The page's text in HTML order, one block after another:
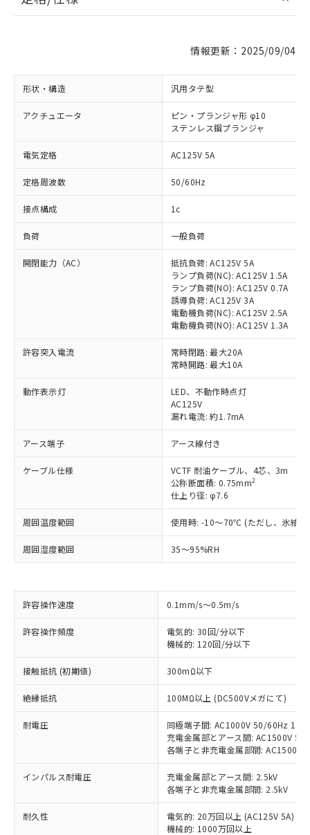
情報更新：2025/09/04
形状・構造 汎用タテ型
アクチュエータ
ピン・プランジャ形 φ10
ステンレス鋼プランジャ
電気定格 AC125V 5A
定格周波数 50/60Hz
接点構成 1c
負荷 一般負荷
開閉能力（AC）
抵抗負荷: AC125V 5A
ランプ負荷(NC): AC125V 1.5A
ランプ負荷(NO): AC125V 0.7A
誘導負荷: AC125V 3A
電動機負荷(NC): AC125V 2.5A
電動機負荷(NO): AC125V 1.3A
許容突入電流
常時閉路: 最大20A
常時開路: 最大10A
動作表示灯
LED、不動作時点灯
AC125V
漏れ電流: 約1.7mA
アース端子 アース線付き
ケーブル仕様
VCTF 耐油ケーブル、4芯、3m
公称断面積: 0.75mm2
仕上り径: φ7.6
周囲温度範囲 使用時: -10～70℃ (ただし、氷結し
周囲湿度範囲 35～95%RH
許容操作速度 0.1mm/s～0.5m/s
許容操作頻度
電気的: 30回/分以下
機械的: 120回/分以下
接触抵抗 (初期値) 300mΩ以下
絶縁抵抗 100MΩ以上 (DC500Vメガにて)
耐電圧
同極端子間: AC1000V 50/60Hz
充電金属部とアース間: AC1500V
各端子と非充電金属部間: AC1500V
インパルス耐電圧
充電金属部とアース間: 2.5kV
各端子と非充電金属部間: 2.5kV
耐久性
電気的: 20万回以上 (AC125V 5A)
機械的: 1000万回以上
ご利用条件
以下の条件をお読みいただき、同意のうえ
ご利用ください。
本サービスは、当社制御機器事業取扱
商品の当社在庫状況および標準価格
(税抜)を提供させていただくもので
当社制御機器事業取扱商品の中には、
本サービスの対象外となる商品もある
ことをご了承ください。
在庫状況および標準価格照会結果は、
※1 対応状況
非含有に対応した製品が提供可能な商品で
す。
対応予定：EU RoHS指令（10物質）の非含
有に対応した製品に切り替える予定のある
対応予定なし：EU RoHS指令（10物質）の
非含有に非対応の商品で、対応品を出す予
定はありません。
調査・確認中：EU RoHS指令（10物質）の
非含有の対応状況を調査中または確認中の
非該当品：ライセンス料など無形物で、有
仕入先様の事情により、非含有部品として
いたものが、含有品と判明した場合などや
むを得ず変更することがあります。
「○」：最大均質材料含有率が中国RoHSの
基準値以下であることを示します。
「×」：最大均質材料含有率が中国RoHSの
基準値を超えていることを示します。
「－」：未確認です。当社販売部門へお問
当社は、これら貴社製品のうち、外国
為替および外国貿易法に定める商品
（以下｢規制貨物等」という）を輸出